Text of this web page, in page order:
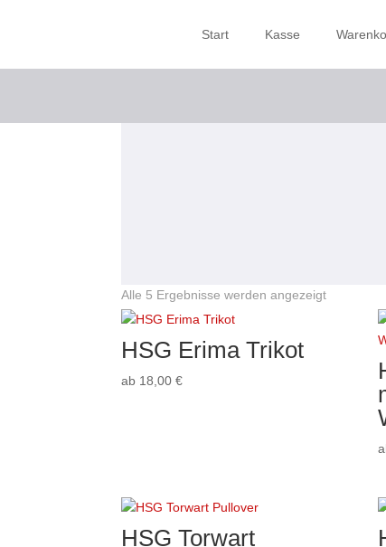
Start Kasse
Alle 5 Ergebnisse werden angezeigt
HSG Erima Trikot
ab 18,00€
HSG Torwart